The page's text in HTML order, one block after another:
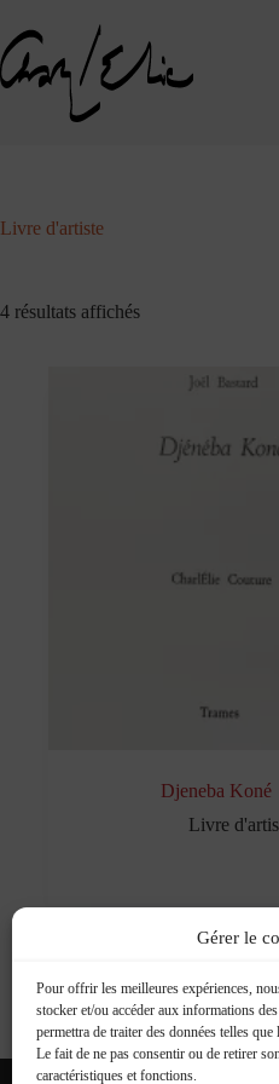
Gérer le
Pour offrir les meilleures expériences,
stocker et/ou accéder aux informations
permettra de traiter des données telles
Le fait de ne pas consentir ou de retirer
caractéristiques et fonctions.
contenu
Livre d'artiste
4 résultats affichésTrié
ancien
Djeneba Koné
Livre